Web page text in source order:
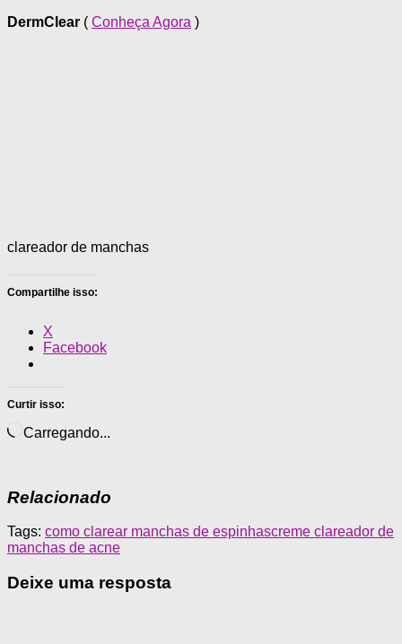
DermClear ( Conheça Agora )
clareador de manchas
Compartilhe isso:
X
Facebook
Curtir isso:
Carregando...
Relacionado
Tags: como clarear manchas de espinhascreme clareador de
manchas de acne
Deixe uma resposta